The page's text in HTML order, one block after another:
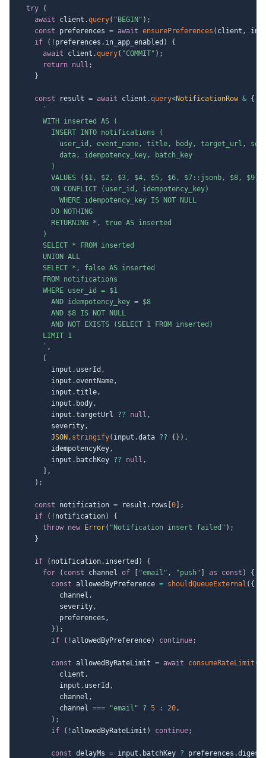
try {
await client .query( "BEGIN" ) ;
const preferences = await ensurePreferences ( client ,
if
( ! preferences . in_app_enabled )
{
await client .query( "COMMIT" ) ;
return null ;
}
const result = await client .query<NotificationRow & {
`
      WITH inserted AS (
        INSERT INTO notifications (
user_id, event_name, title, body, target_url,
          data, idempotency_key, batch_key
        )
        VALUES ($1, $2, $3, $4, $5, $6, $7::jsonb, $8, $9)
        ON CONFLICT (user_id, idempotency_key)
          WHERE idempotency_key IS NOT NULL
        DO NOTHING
        RETURNING *, true AS inserted
      )
      SELECT * FROM inserted
      UNION ALL
      SELECT *, false AS inserted
      FROM notifications
      WHERE user_id = $1
        AND idempotency_key = $8
        AND $8 IS NOT NULL
        AND NOT EXISTS (SELECT 1 FROM inserted)
      LIMIT 1
` ,
        input
. userId ,
        input
.eventName,
        input
.title,
        input
. body,
        input
.targetUrl ?? null ,
        severity
,
JSON . stringify( input .data ?? { } ) ,
        idempotencyKey
,
        input
. batchKey ?? null ,
,
) ;
const notification = result . rows 0
;
if
( ! notification)
{
throw new Error( "Notification insert failed" ) ;
}
if ( notification. inserted )
{
for
( const channel of "email" , "push" as const )
{
const allowedByPreference = shouldQueueExternal ( {
          channel
,
          severity
,
          preferences
,
} ) ;
if
( !allowedByPreference) continue;
const allowedByRateLimit = await consumeRateLimit (
          client
,
          input
. userId ,
          channel
,
          channel
=== "email" ? 5 : 20,
) ;
if
( !allowedByRateLimit ) continue;
const delayMs = input . batchKey ? preferences .